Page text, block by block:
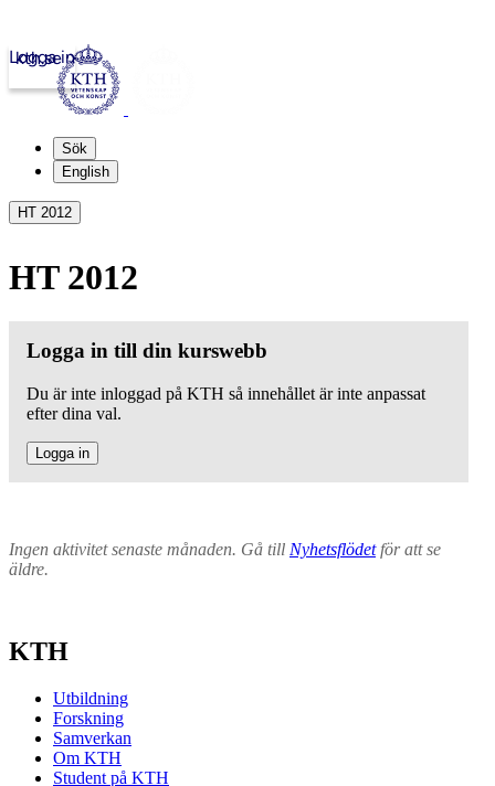
kth.se
Logga in
Sök
English
HT 2012
HT 2012
Logga in till din kurswebb
Du är inte inloggad på KTH så innehållet är inte anpassat
efter dina val.
Logga in
Ingen aktivitet senaste månaden. Gå till Nyhetsflödetför att se
äldre.
KTH
Utbildning
Forskning
Samverkan
Om KTH
Student på KTH